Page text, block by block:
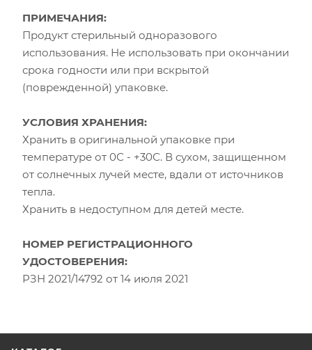
ПРИМЕЧАНИЯ:
Продукт стерильный одноразового
использования. Не использовать при окончании
срока годности или при вскрытой
(поврежденной) упаковке.
УСЛОВИЯ ХРАНЕНИЯ:
Хранить в оригинальной упаковке при
температуре от 0С - +30С. В сухом, защищенном
от солнечных лучей месте, вдали от источников
тепла.
Хранить в недоступном для детей месте.
НОМЕР РЕГИСТРАЦИОННОГО
УДОСТОВЕРЕНИЯ:
РЗН 2021/14792 от 14 июля 2021